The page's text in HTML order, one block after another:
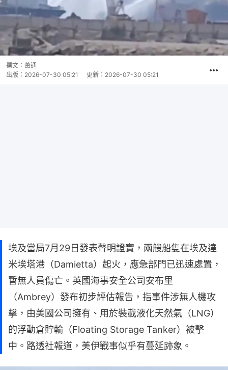
撰文： 蕭通
出版： 2026-07-30 05:21 更新： 2026-07-30 05:21
埃及當局7月29日發表聲明證實，兩艘船隻在埃及達
米埃塔港（Damietta）起火，應急部門已迅速處置，
暫無人員傷亡。英國海事安全公司安布里
（Ambrey）發布初步評估報告，指事件涉無人機攻
擊，由美國公司擁有、用於裝載液化天然氣（LNG）
的浮動倉貯輪（Floating Storage Tanker）被擊
中。路透社報道，美伊戰事似乎有蔓延跡象。